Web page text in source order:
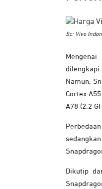
Sc: Vivo
dilengkapi
Namun,
Cortex
A78 (2.2
Dikutip